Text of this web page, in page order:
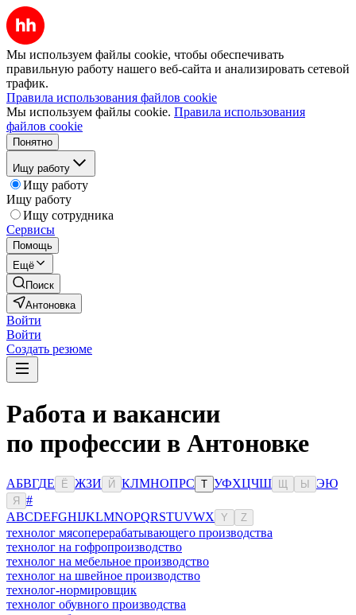
Мы используем файлы cookie, чтобы обеспечивать
правильную работу нашего веб-сайта и анализировать сетевой
трафик.
Правила использования файлов cookie
Мы используем файлы cookie. Правила использования
файлов cookie
Понятно
Ищу работу
Ищу работу
Ищу работу
Ищу сотрудника
Сервисы
Помощь
Ещё
Поиск
Антоновка
Войти
Войти
Создать резюме
Работа и вакансии
по профессии в Антоновке
АБВГДЕ Ё ЖЗИ Й КЛМНОПРС Т УФХЦЧШ Ы ЭЮ
Я
#
ABCDEFGHIJKLMNOPQRSTUVWX Y Z
технолог мясоперерабатывающего производства
технолог на гофропроизводство
технолог на мебельное производство
технолог на швейное производство
технолог-нормировщик
технолог обувного производства